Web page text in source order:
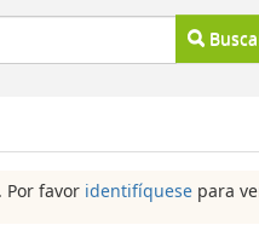
Por favor identifíquese para